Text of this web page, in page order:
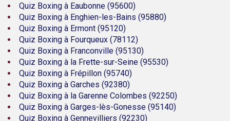
Quiz Boxing à Eaubonne (95600)
Quiz Boxing à Enghien-les-Bains (95880)
Quiz Boxing à Ermont (95120)
Quiz Boxing à Fourqueux (78112)
Quiz Boxing à Franconville (95130)
Quiz Boxing à la Frette-sur-Seine (95530)
Quiz Boxing à Frépillon (95740)
Quiz Boxing à Garches (92380)
Quiz Boxing à la Garenne Colombes (92250)
Quiz Boxing à Garges-lès-Gonesse (95140)
Quiz Boxing à Gennevilliers (92230)